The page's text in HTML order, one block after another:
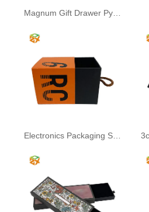
Magnum Gift Drawer Pyxidas
Electronics Packaging Sliding Drawer Box